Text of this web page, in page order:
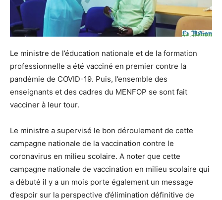
Le ministre de l’éducation nationale et de la formation
professionnelle a été vacciné en premier contre la
pandémie de COVID-19. Puis, l’ensemble des
enseignants et des cadres du MENFOP se sont fait
vacciner à leur tour.
Le ministre a supervisé le bon déroulement de cette
campagne nationale de la vaccination contre le
coronavirus en milieu scolaire. A noter que cette
campagne nationale de vaccination en milieu scolaire qui
a débuté il y a un mois porte également un message
d’espoir sur la perspective d’élimination définitive de